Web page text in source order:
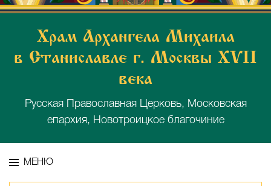
Храм Архангела Михаила
в Станиславле г. Москвы XVII
века
Русская Православная Церковь, Московская
епархия, Новотроицкое благочиние
МЕНЮ